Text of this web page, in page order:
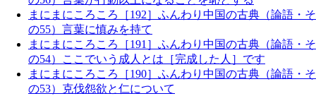
まにまにころころ［192］ふんわり中国の古典（論語・そ
の55）言葉に慎みを持て
まにまにころころ［191］ふんわり中国の古典（論語・そ
の54）ここでいう成人とは［完成した人］です
まにまにころころ［190］ふんわり中国の古典（論語・そ
の53）克伐怨欲と仁について